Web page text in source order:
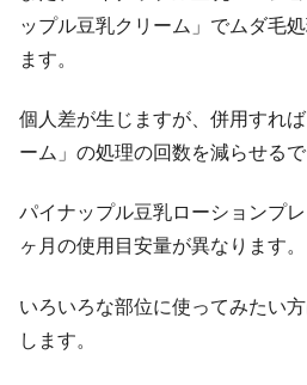
ップル豆乳クリーム」でムダ毛
ます。
個人差が生じますが、併用すれ
ーム」の処理の回数を減らせるで
パイナップル豆乳ローションプ
ヶ月の使用目安量が異なります。
いろいろな部位に使ってみたい
します。